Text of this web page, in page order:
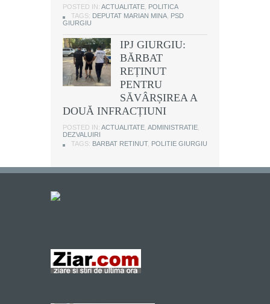
POSTED IN: ACTUALITATE POLITICA
TAGS: DEPUTAT MARIAN MINA PSD
GIURGIU
IPJ GIURGIU:
BĂRBAT
REȚINUT
PENTRU
SĂVÂRȘIREA A
DOUĂ INFRACȚIUNI
POSTED IN: ACTUALITATE ADMINISTRATIE
DEZVALUIRI
TAGS: BARBAT RETINUT, POLITIE GIURGIU